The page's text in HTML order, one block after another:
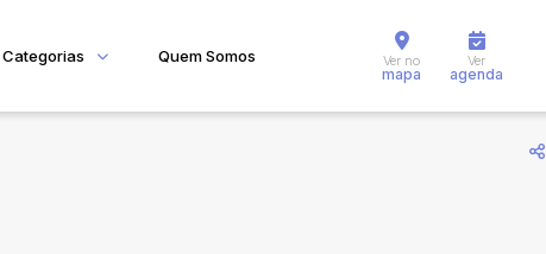
Cidade
Categorias Quem Somos Ver no
mapa
Ver
agenda